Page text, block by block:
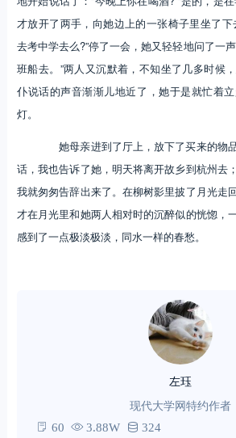
才放开了两手，向她边上的一张椅子里坐了下
去考中学去么?”停了一会，她又轻轻地问了一
班船去。”两人又沉默着，不知坐了几多时候
仆说话的声音渐渐儿地近了，她于是就忙着
灯。
她母亲进到了厅上，放下了买来的物
话，我也告诉了她，明天将离开故乡到杭州去
我就匆匆告辞出来了。在柳树影里披了月光走
才在月光里和她两人相对时的沉醉似的恍惚，
感到了一点极淡极淡，同水一样的春愁。
左珏
现代大学网特约作者
60 3.88W 324